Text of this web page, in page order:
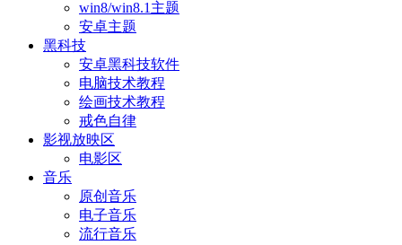
win8/win8.1主题
安卓主题
黑科技
安卓黑科技软件
电脑技术教程
绘画技术教程
戒色自律
影视放映区
电影区
音乐
原创音乐
电子音乐
流行音乐